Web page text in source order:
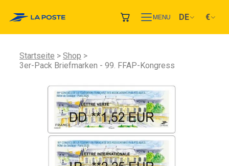
MENU DE €
Startseite
Shop
3er-Pack Briefmarken - 99. FFAP-Kongress